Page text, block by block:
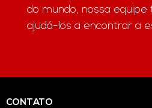
do mundo, nossa
ajudá-los a encontrar a
CONTATO